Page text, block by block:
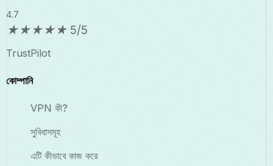
4.7
★★★★★ 5/5
TrustPilot
কোম্পানি
VPN কী?
সুবিধাসমূহ
এটি কীভাবে কাজ করে